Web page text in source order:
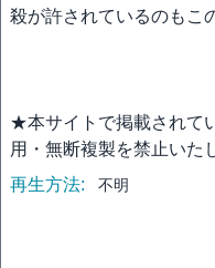
殺が許されているのもこ
★本サイトで掲載されて
用・無断複製を禁止いた
再生方法:
不明